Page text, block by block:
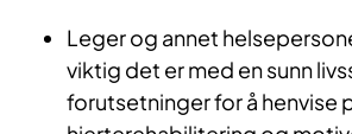
Leger og annet
viktig det er med en sunn
forutsetninger for å henvise